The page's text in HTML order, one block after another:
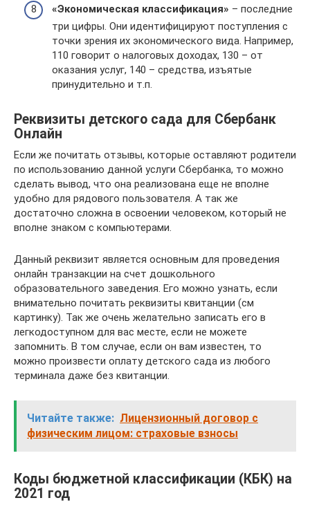
«Экономическая классификация» – последние
три цифры. Они идентифицируют поступления с
точки зрения их экономического вида. Например,
110 говорит о налоговых доходах, 130 – от
оказания услуг, 140 – средства, изъятые
принудительно и т.п.
Реквизиты детского сада для Сбербанк
Онлайн
Если же почитать отзывы, которые оставляют родители
по использованию данной услуги Сбербанка, то можно
сделать вывод, что она реализована еще не вполне
удобно для рядового пользователя. А так же
достаточно сложна в освоении человеком, который не
вполне знаком с компьютерами.
Данный реквизит является основным для проведения
онлайн транзакции на счет дошкольного
образовательного заведения. Его можно узнать, если
внимательно почитать реквизиты квитанции (см
картинку). Так же очень желательно записать его в
легкодоступном для вас месте, если не можете
запомнить. В том случае, если он вам известен, то
можно произвести оплату детского сада из любого
терминала даже без квитанции.
Читайте также: Лицензионный договор с
физическим лицом: страховые взносы
Коды бюджетной классификации (КБК) на
2021 год